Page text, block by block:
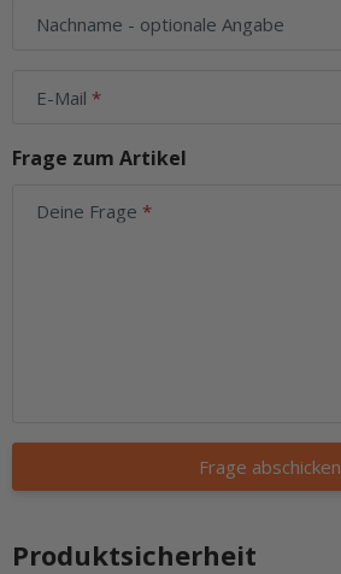
Nachname - optionale Angabe
E-Mail
Frage zum Artikel
Deine Frage
Frage abschicken
Produktsicherheit